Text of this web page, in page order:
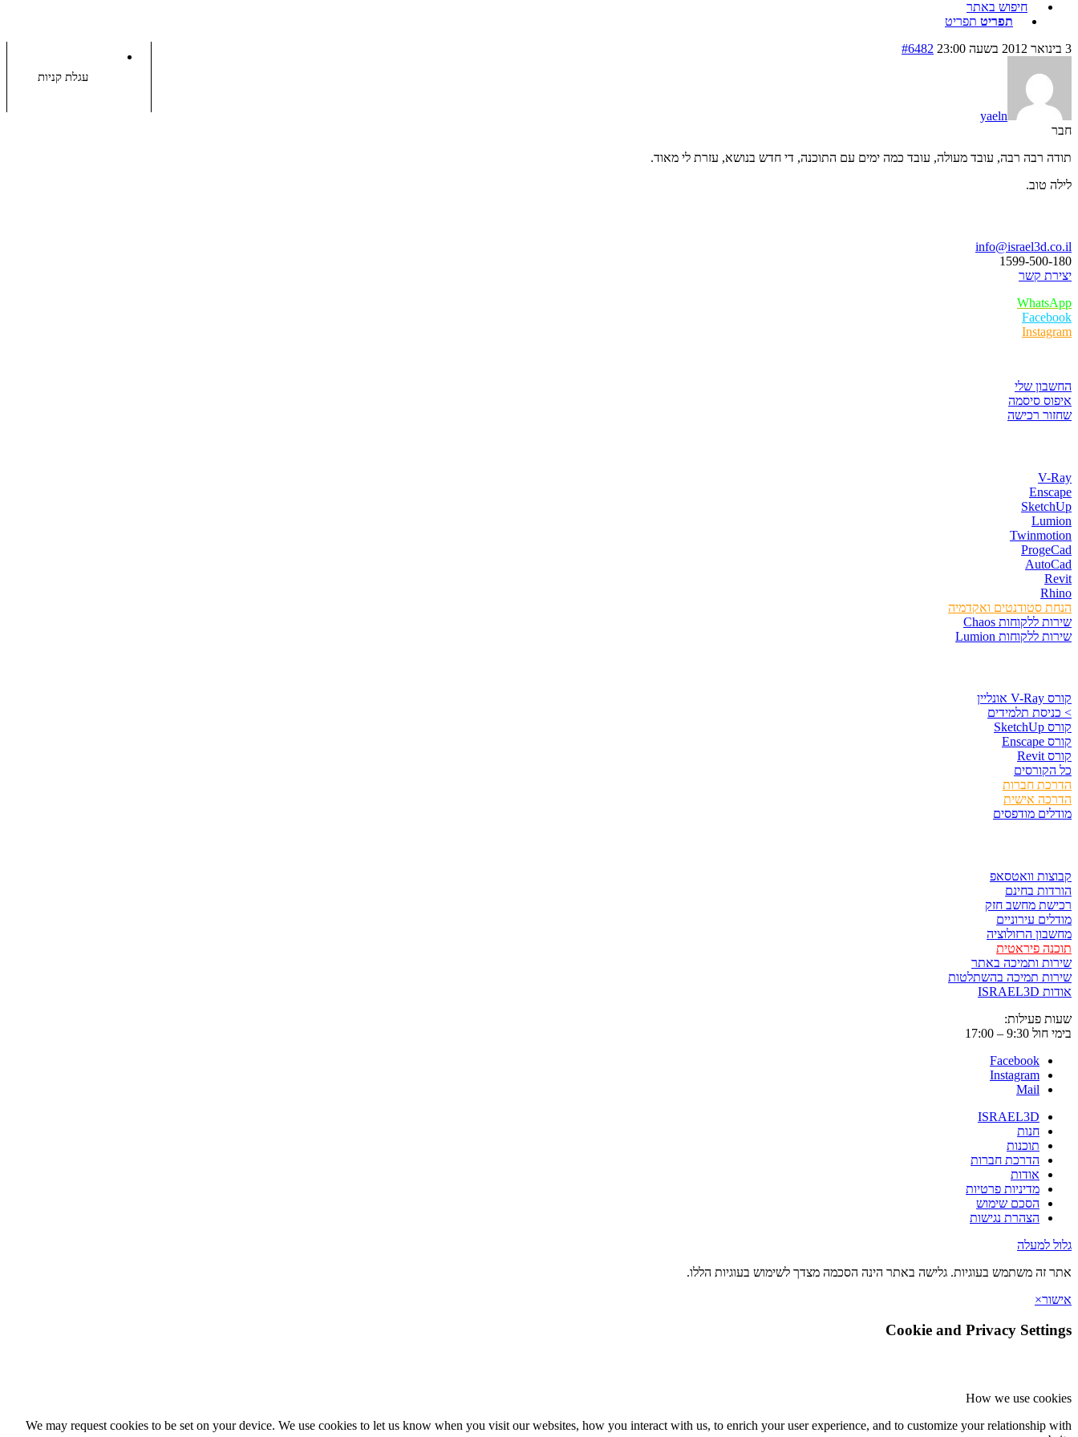
חיפוש באתר
תפריט תפריט
עגלת קניות
3 בינואר 2012 בשעה 23:00 #6482
yaeln
חבר
תודה רבה רבה, עובד מעולה, עובד כמה ימים עם התוכנה, די חדש בנושא, עזרת לי מאוד.
לילה טוב.
info@israel3d.co.il
1599-500-180
יצירת קשר
WhatsApp
Facebook
Instagram
החשבון שלי
איפוס סיסמה
שחזור רכישה
V-Ray
Enscape
SketchUp
Lumion
Twinmotion
ProgeCad
AutoCad
Revit
Rhino
הנחת סטודנטים ואקדמיה
שירות ללקוחות Chaos
שירות ללקוחות Lumion
קורס V-Ray אונליין
> כניסת תלמידים
קורס SketchUp
קורס Enscape
קורס Revit
כל הקורסים
הדרכת חברות
הדרכה אישית
מודלים מודפסים
קבוצות וואטסאפ
הורדות בחינם
רכישת מחשב חזק
מודלים עירוניים
מחשבון הרזולוציה
תוכנה פיראטית
שירות ותמיכה באתר
שירות תמיכה בהשתלטות
אודות ISRAEL3D
שעות פעילות:
בימי חול 9:30 – 17:00
Facebook
Instagram
Mail
ISRAEL3D
חנות
תוכנות
הדרכת חברות
אודות
מדיניות פרטיות
הסכם שימוש
הצהרת נגישות
גלול למעלה
אתר זה משתמש בעוגיות. גלישה באתר הינה הסכמה מצדך לשימוש בעוגיות הללו.
אישור×
Cookie and Privacy Settings
How we use cookies
We may request cookies to be set on your device. We use cookies to let us know when you visit our websites, how you interact with us, to enrich your user experience, and to customize your relationship with